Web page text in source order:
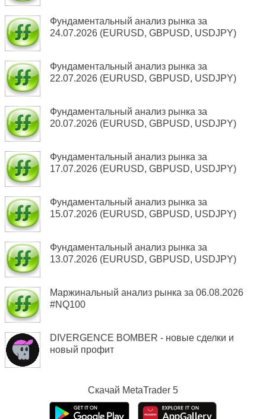
Фундаментальный анализ рынка за
24.07.2026 (EURUSD, GBPUSD, USDJPY)
Фундаментальный анализ рынка за
22.07.2026 (EURUSD, GBPUSD, USDJPY)
Фундаментальный анализ рынка за
20.07.2026 (EURUSD, GBPUSD, USDJPY)
Фундаментальный анализ рынка за
17.07.2026 (EURUSD, GBPUSD, USDJPY)
Фундаментальный анализ рынка за
15.07.2026 (EURUSD, GBPUSD, USDJPY)
Фундаментальный анализ рынка за
13.07.2026 (EURUSD, GBPUSD, USDJPY)
Маржинальный анализ рынка за 06.08.2026
#NQ100
DIVERGENCE BOMBER - новые сделки и
новый профит
Скачай MetaTrader 5